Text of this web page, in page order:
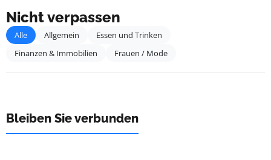
Nicht verpassen
Alle Allgemein
Essen und Trinken
Finanzen & Immobilien
Frauen / Mode
Bleiben Sie verbunden